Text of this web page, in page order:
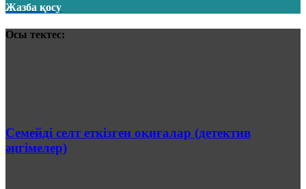
Жазба қосу
Осы тектес:
Семейді селт еткізген оқиғалар (детектив
әңгімелер)